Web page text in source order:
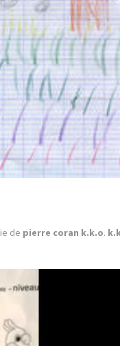
de pierre coran k.k.o.